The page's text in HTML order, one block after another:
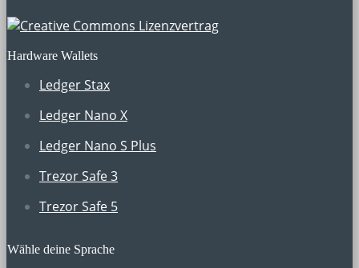
Hardware Wallets
Ledger Stax
Ledger Nano X
Ledger Nano S Plus
Trezor Safe 3
Trezor Safe 5
Wähle deine Sprache